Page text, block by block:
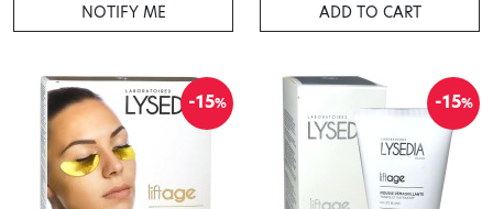
NOTIFY ME ADD TO CART
-15% -15%